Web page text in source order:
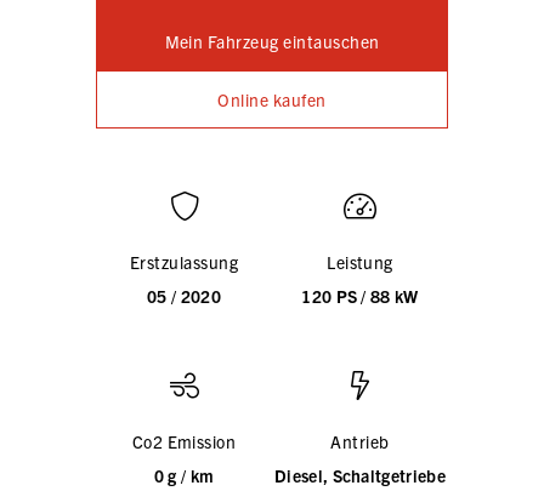
Mein Fahrzeug eintauschen
Online kaufen
Erstzulassung
05 / 2020
Leistung
120 PS / 88 kW
Co2 Emission
0 g / km
Antrieb
Diesel, Schaltgetriebe